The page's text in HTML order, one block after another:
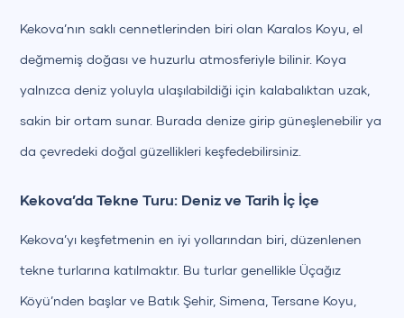
Kekova’nın saklı cennetlerinden biri olan Karalos Koyu, el
değmemiş doğası ve huzurlu atmosferiyle bilinir. Koya
yalnızca deniz yoluyla ulaşılabildiği için kalabalıktan uzak,
sakin bir ortam sunar. Burada denize girip güneşlenebilir ya
da çevredeki doğal güzellikleri keşfedebilirsiniz.
Kekova’da Tekne Turu: Deniz ve Tarih İç İçe
Kekova’yı keşfetmenin en iyi yollarından biri, düzenlenen
tekne turlarına katılmaktır. Bu turlar genellikle Üçağız
Köyü’nden başlar ve Batık Şehir, Simena, Tersane Koyu,